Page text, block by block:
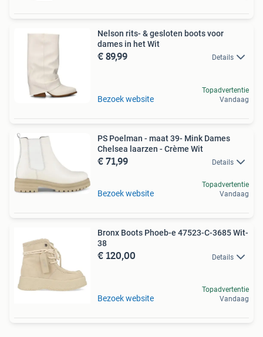
Nelson rits- & gesloten boots voor
dames in het Wit
€ 89,99 Details
Bezoek website
Topadvertentie
Vandaag
PS Poelman - maat 39- Mink Dames
Chelsea laarzen - Crème Wit
€ 71,99 Details
Bezoek website
Topadvertentie
Vandaag
Bronx Boots Phoeb-e 47523-C-3685 Wit-
38
€ 120,00 Details
Bezoek website
Topadvertentie
Vandaag